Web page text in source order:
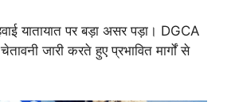
यातायात पर बड़ा असर पड़ा। DGCA
जारी करते हुए प्रभावित मार्गों से